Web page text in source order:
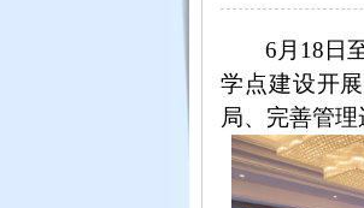
6月 18 日
学点建设开
局、完善管